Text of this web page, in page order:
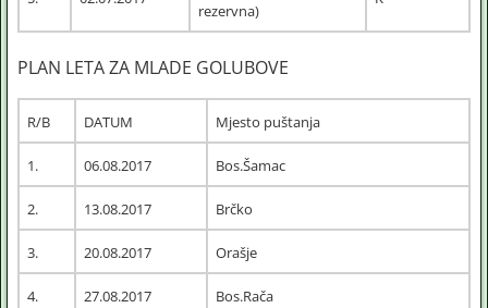
rezervna)
PLAN LETA ZA MLADE GOLUBOVE
R/B DATUM Mjesto puštanja
1. 06.08.2017 Bos.Šamac
2. 13.08.2017 Brčko
3. 20.08.2017 Orašje
4. 27.08.2017 Bos.Rača